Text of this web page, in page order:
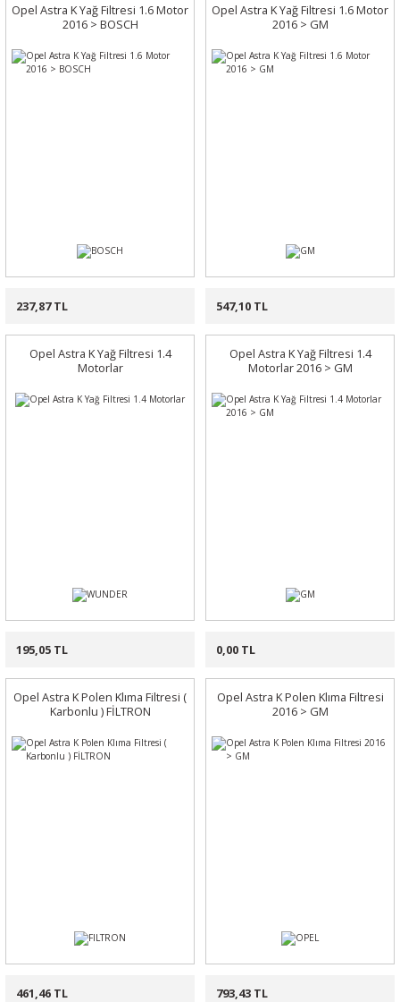
Opel Astra K Yağ Filtresi 1.6 Motor
2016 > BOSCH
237,87 TL
Opel Astra K Yağ Filtresi 1.6 Motor
2016 > GM
547,10 TL
Opel Astra K Yağ Filtresi 1.4
Motorlar
195,05 TL
Opel Astra K Yağ Filtresi 1.4
Motorlar 2016 > GM
0,00 TL
Opel Astra K Polen Klıma Filtresi (
Karbonlu ) FİLTRON
461,46 TL
Opel Astra K Polen Klıma Filtresi
2016 > GM
793,43 TL